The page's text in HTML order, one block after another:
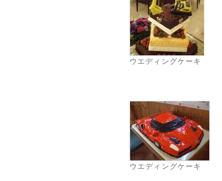
ウエディングケーキ
ウエディングケーキ